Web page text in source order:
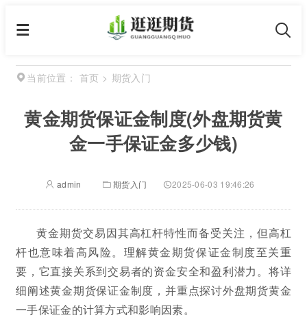
当前位置： 首页 > 期货入门
黄金期货保证金制度(外盘期货黄
金一手保证金多少钱)
admin 期货入门 2025-06-03 19:46:26
黄金期货交易因其高杠杆特性而备受关注，但高杠
杆也意味着高风险。理解黄金期货保证金制度至关重
要，它直接关系到交易者的资金安全和盈利潜力。将详
细阐述黄金期货保证金制度，并重点探讨外盘期货黄金
一手保证金的计算方式和影响因素。